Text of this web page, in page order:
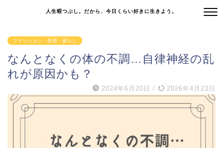
人生暇つぶし。だから、今日くらい好きに生きよう。
ファッション・美容・暮らし
なんとなくの体の不調…自律神経の乱
れが原因かも？
2024年6月20日 / 2026年4月23日